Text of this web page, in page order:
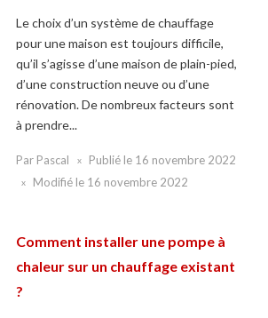
Le choix d’un système de chauffage
pour une maison est toujours difficile,
qu’il s’agisse d’une maison de plain-pied,
d’une construction neuve ou d’une
rénovation. De nombreux facteurs sont
à prendre...
Par Pascal Publié le 16 novembre 2022
Modifié le 16 novembre 2022
Comment installer une pompe à
chaleur sur un chauffage existant
?